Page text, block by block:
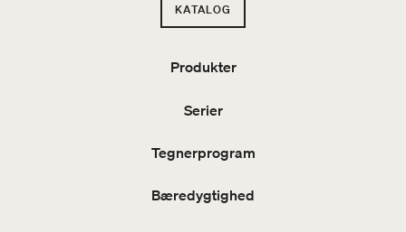
KATALOG
Produkter
Serier
Tegnerprogram
Bæredygtighed